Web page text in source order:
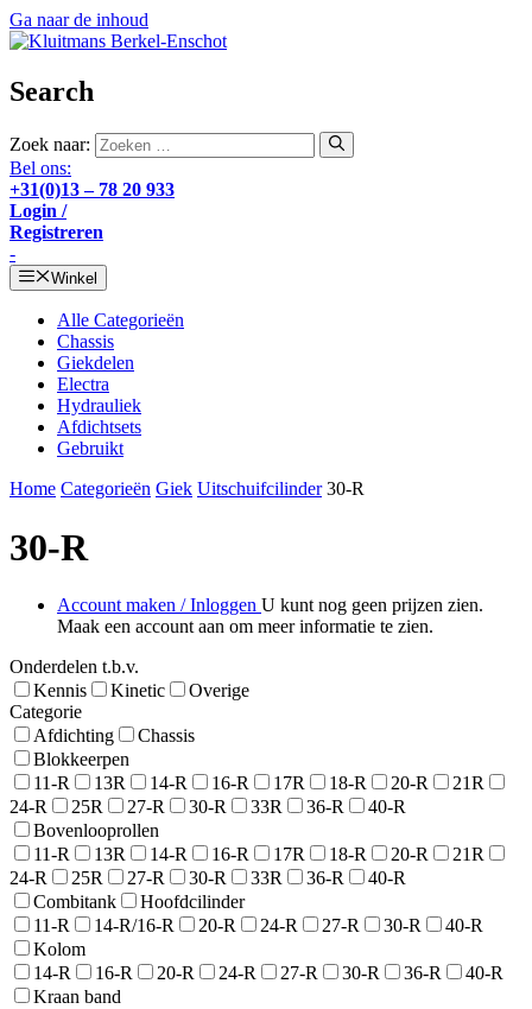
Ga naar de inhoud
Search
Zoek naar:
Bel ons:
+31(0)13 – 78 20 933
Login /
Registreren
-
Winkel
Alle Categorieën
Chassis
Giekdelen
Electra
Hydrauliek
Afdichtsets
Gebruikt
Home Categorieën Giek Uitschuifcilinder 30-R
30-R
Account maken / Inloggen U kunt nog geen prijzen zien.
Maak een account aan om meer informatie te zien.
Onderdelen t.b.v.
Kennis
Kinetic
Overige
Categorie
Afdichting
Chassis
Blokkeerpen
11-R
13R 14-R 16-R 17R 18-R 20-R
21R
24-R
25R 27-R 30-R 33R 36-R
40-R
Bovenlooprollen
11-R
13R 14-R 16-R 17R 18-R 20-R
21R
24-R
25R 27-R 30-R 33R 36-R
40-R
Combitank
Hoofdcilinder
11-R
14-R/16-R 20-R 24-R 27-R 30-R
40-R
Kolom
14-R
16-R 20-R 24-R 27-R 30-R 36-R
40-R
Kraan band